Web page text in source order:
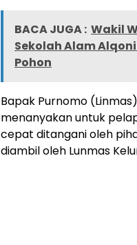
BACA JUGA : Wakil
Sekolah Alam
Pohon
Bapak Purnomo
menanyakan untuk
cepat ditangani oleh
diambil oleh Lunmas